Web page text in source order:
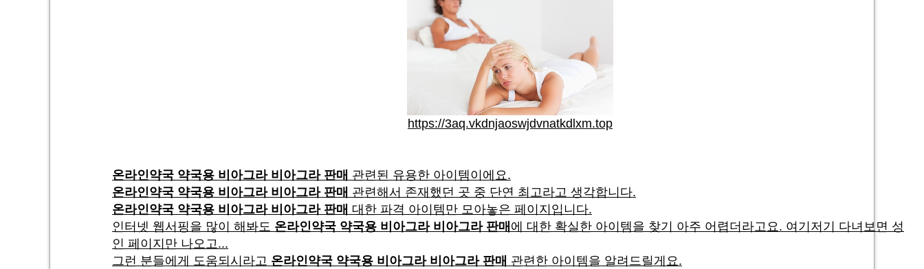
https://3aq.vkdnjaoswjdvnatkdlxm.top
온라인약국 약국용 비아그라 비아그라 판매 관련된 유용한 아이템이에요.
온라인약국 약국용 비아그라 비아그라 판매 관련해서 존재했던 곳 중 단연 최고라고 생각합니다.
온라인약국 약국용 비아그라 비아그라 판매 대한 파격 아이템만 모아놓은 페이지입니다.
인터넷 웹서핑을 많이 해봐도 온라인약국 약국용 비아그라 비아그라 판매 에 대한 확실한 아이템을 찾기 아주 어렵더라고요. 여기저기 다녀보면 성
인 페이지만 나오고...
그런 분들에게 도움되시라고 온라인약국 약국용 비아그라 비아그라 판매 관련한 아이템을 알려드릴게요.